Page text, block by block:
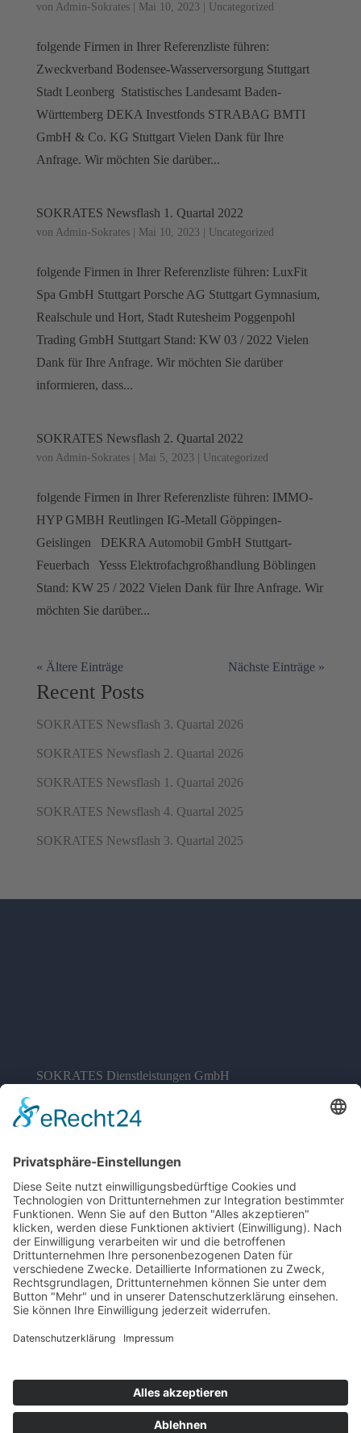
von Admin-Sokrates| Mai 10, 2023 Uncategorized
folgende Firmen in Ihrer Referenzliste führen:
Zweckverband Bodensee-Wasserversorgung Stuttgart
Stadt Leonberg Statistisches Landesamt Baden-
Württemberg DEKA Investfonds STRABAG BMTI
GmbH & Co. KG Stuttgart Vielen Dank für Ihre
Anfrage. Wir möchten Sie darüber...
SOKRATES Newsflash 1. Quartal 2022
von Admin-Sokrates| Mai 10, 2023 Uncategorized
folgende Firmen in Ihrer Referenzliste führen: LuxFit
Spa GmbH Stuttgart Porsche AG Stuttgart Gymnasium,
Realschule und Hort, Stadt Rutesheim Poggenpohl
Trading GmbH Stuttgart Stand: KW 03 / 2022 Vielen
Dank für Ihre Anfrage. Wir möchten Sie darüber
informieren, dass...
SOKRATES Newsflash 2. Quartal 2022
von Admin-Sokrates| Mai 5, 2023 Uncategorized
folgende Firmen in Ihrer Referenzliste führen: IMMO-
HYP GMBH Reutlingen IG-Metall Göppingen-
Geislingen DEKRA Automobil GmbH Stuttgart-
Feuerbach Yesss Elektrofachgroßhandlung Böblingen
Stand: KW 25 / 2022 Vielen Dank für Ihre Anfrage. Wir
möchten Sie darüber...
« Ältere Einträge Nächste Einträge »
Recent Posts
SOKRATES Newsflash 3. Quartal 2026
SOKRATES Newsflash 2. Quartal 2026
SOKRATES Newsflash 1. Quartal 2026
SOKRATES Newsflash 4. Quartal 2025
SOKRATES Newsflash 3. Quartal 2025
SOKRATES Dienstleistungen GmbH
Siemensstraße 96-100
Rufen Sie uns an, wir beraten
Sie gerne:
Telefon:0800 4545678
Impressum
© Copyright 2023 | Sokrates Dienstleistungen